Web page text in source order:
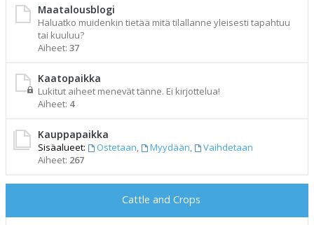
Maatalousblogi
Haluatko muidenkin tietää mitä tilallanne yleisesti tapahtuu
tai kuuluu?
Aiheet: 37
Kaatopaikka
Lukitut aiheet menevät tänne. Ei kirjottelua!
Aiheet: 4
Kauppapaikka
Sisäalueet: Ostetaan, Myydään,
Vaihdetaan
Aiheet: 267
Cattle and Crops